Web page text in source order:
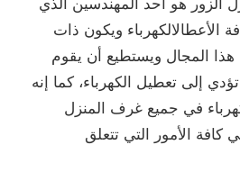
الزور هو أحد المهندسين الذي
الأعطالالكهرباء ويكون ذات
هذا المجال ويستطيع أن يقوم
إلى تعطيل الكهرباء، كما إنه
في جميع غرف المنزل
الأمور التي تتعلق